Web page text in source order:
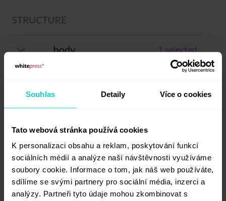
Souhlas Detaily Více o cookies
Tato webová stránka používá cookies
K personalizaci obsahu a reklam, poskytování funkcí
sociálních médií a analýze naší návštěvnosti využíváme
soubory cookie. Informace o tom, jak náš web používáte,
sdílíme se svými partnery pro sociální média, inzerci a
analýzy. Partneři tyto údaje mohou zkombinovat s